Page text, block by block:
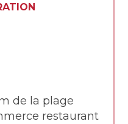
de la plage
restaurant